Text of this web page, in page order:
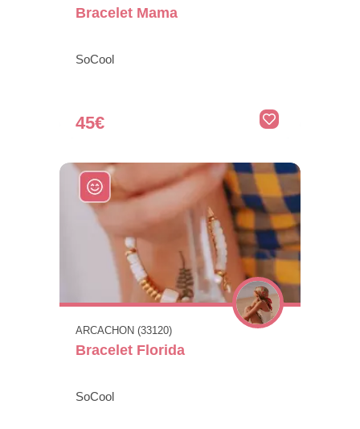
Bracelet Mama
SoCool
45€
ARCACHON (33120)
Bracelet Florida
SoCool